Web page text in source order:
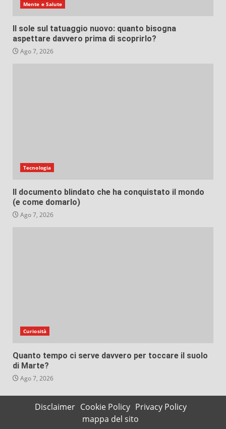
Mente e Salute
Il sole sul tatuaggio nuovo: quanto bisogna
aspettare davvero prima di scoprirlo?
Ago 7, 2026
Tecnologia
Il documento blindato che ha conquistato il mondo
(e come domarlo)
Ago 7, 2026
Curiosità
Quanto tempo ci serve davvero per toccare il suolo
di Marte?
Ago 7, 2026
Disclaimer Cookie Policy Privacy Policy
mappa del sito